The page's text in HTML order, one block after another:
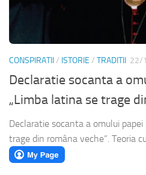
CONSPIRATII/ ISTORIE / TRADITII 22/
Declaratie socanta a
„Limba latina se trage
Declaratie socanta a omului
trage din româna veche”. Teoria